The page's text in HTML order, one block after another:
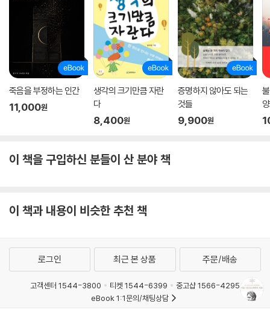
죽음을 부정하는 인간
11,000원
생각의 크기만큼 자란
다
8,400원
증명하지 않아도 되는
것들
9,900원
이 책을 구입하신 분들이 산 분야 책
이 책과 내용이 비슷한 추천 책
로그인 최근 본 상품 주문/배송
고객센터 1544-3800 티켓 1544-6399
중고샵 1566-4295
eBook 1:1문의/채팅상담